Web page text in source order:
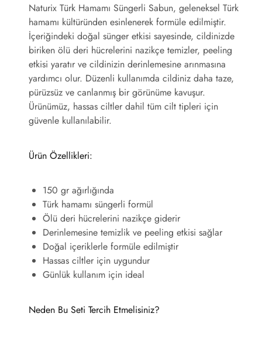
Naturix Türk Hamamı Süngerli Sabun, geleneksel Türk
hamamı kültüründen esinlenerek formüle edilmiştir.
İçeriğindeki doğal sünger etkisi sayesinde, cildinizde
biriken ölü deri hücrelerini nazikçe temizler, peeling
etkisi yaratır ve cildinizin derinlemesine arınmasına
yardımcı olur. Düzenli kullanımda cildiniz daha taze,
pürüzsüz ve canlanmış bir görünüme kavuşur.
Ürünümüz, hassas ciltler dahil tüm cilt tipleri için
güvenle kullanılabilir.
Ürün Özellikleri:
150 gr ağırlığında
Türk hamamı süngerli formül
Ölü deri hücrelerini nazikçe giderir
Derinlemesine temizlik ve peeling etkisi sağlar
Doğal içeriklerle formüle edilmiştir
Hassas ciltler için uygundur
Günlük kullanım için ideal
Neden Bu Seti Tercih Etmelisiniz?